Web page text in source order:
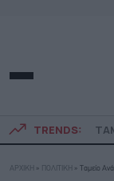
TRENDS:
ΑΡΧΙΚΗ » ΠΟΛΙΤΙΚΗ » Ταμείο